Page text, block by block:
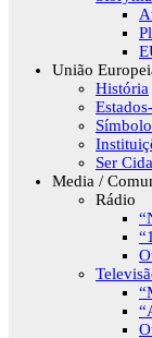
União
História
Ser
Media /
Rádio